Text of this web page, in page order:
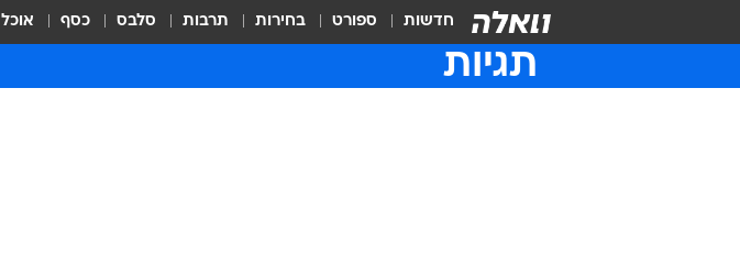
חדשות ספורט בחירות תרבות סלבס כסף אוכל
תגיות